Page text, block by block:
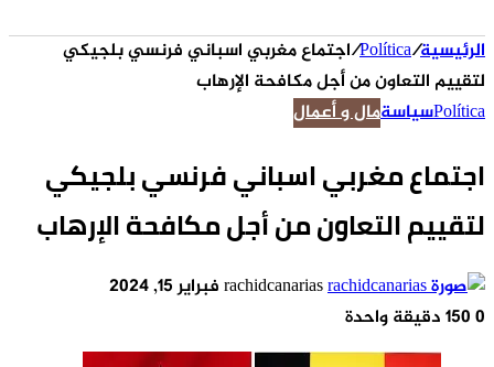
المظلمالرئيسية/
Política
/اجتماع مغربي اسباني فرنسي بلجيكي
لتقييم التعاون من أجل مكافحة الإرهاب
Políticaسياسةمال و أعمال
اجتماع مغربي اسباني فرنسي بلجيكي
لتقييم التعاون من أجل مكافحة الإرهاب
rachidcanariasأرسل
إلكترونيا
فبراير 15, 2024
0
دقيقة واحدة